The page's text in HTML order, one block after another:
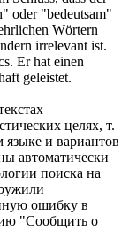
oder "bedeutsam"
Wörtern
irrelevant ist.
Er hat einen
geleistet.
целях, т.
языке и вариантов
автоматически
поиска на
ошибку в
"Сообщить о